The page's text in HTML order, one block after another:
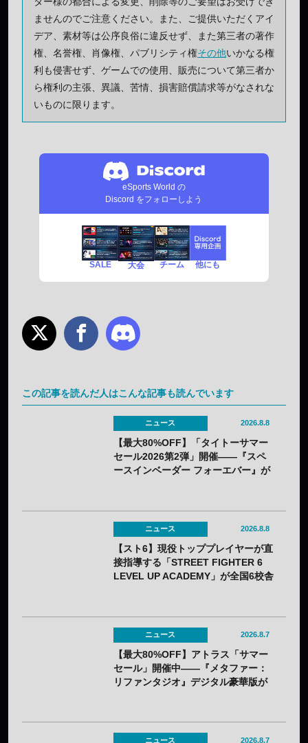
ませんのでご注意ください。また、ご提供いただくアイ
デア、素材等は公序良俗に違反せず、また第三者の著作
権、名誉権、肖像権、パブリシティ権その他いかなる権
利も侵害せず、ゲームでの使用、販売について第三者か
ら権利の主張、異議、苦情、損害賠償請求等がなされな
いものに限ります。
eSports World の
Discord をフォローしよう
SALE 大会 チーム 他にも
この記事を読んだ人はこんな記事も読んでいます
ニュース 2026.8.8
【最大80%OFF】「タイトーサマー
セール2026第2弾」開催——『スペ
ースインベーダー フォーエバー』が
ニュース 2026.8.8
【スト6】現役トッププレイヤーが直
接指導する「STREET FIGHTER 6
LEVEL UP ACADEMY」が全国6校舎
ニュース 2026.8.7
【最大80%OFF】アトラス「サマー
セール」開催中——『メタファー：
リファンタジオ』デジタル豪華版が
ニュース 2026.8.7